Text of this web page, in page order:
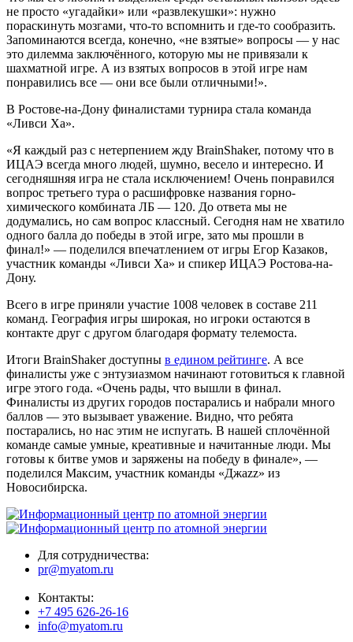
не просто «угадайки» или «развлекушки»: нужно
пораскинуть мозгами, что-то вспомнить и где-то сообразить.
Запоминаются всегда, конечно, «не взятые» вопросы — у нас
это дилемма заключённого, которую мы не привязали к
шахматной игре. А из взятых вопросов в этой игре нам
понравились все — они все были отличными!».
В Ростове-на-Дону финалистами турнира стала команда
«Ливси Ха».
«Я каждый раз с нетерпением жду BrainShaker, потому что в
ИЦАЭ всегда много людей, шумно, весело и интересно. И
сегодняшняя игра не стала исключением! Очень понравился
вопрос третьего тура о расшифровке названия горно-
химического комбината ЛБ — 120. До ответа мы не
додумались, но сам вопрос классный. Сегодня нам не хватило
одного балла до победы в этой игре, зато мы прошли в
финал!» — поделился впечатлением от игры Егор Казаков,
участник команды «Ливси Ха» и спикер ИЦАЭ Ростова-на-
Дону.
Всего в игре приняли участие 1008 человек в составе 211
команд. География игры широкая, но игроки остаются в
контакте друг с другом благодаря формату телемоста.
Итоги BrainShaker доступны в едином рейтинге. А все
финалисты уже с энтузиазмом начинают готовиться к главной
игре этого года. «Очень рады, что вышли в финал.
Финалисты из других городов постарались и набрали много
баллов — это вызывает уважение. Видно, что ребята
постарались, но нас этим не испугать. В нашей сплочённой
команде самые умные, креативные и начитанные люди. Мы
готовы к битве умов и заряжены на победу в финале», —
поделился Максим, участник команды «Джаzz» из
Новосибирска.
Для сотрудничества:
pr@myatom.ru
Контакты:
+7 495 626-26-16
info@myatom.ru